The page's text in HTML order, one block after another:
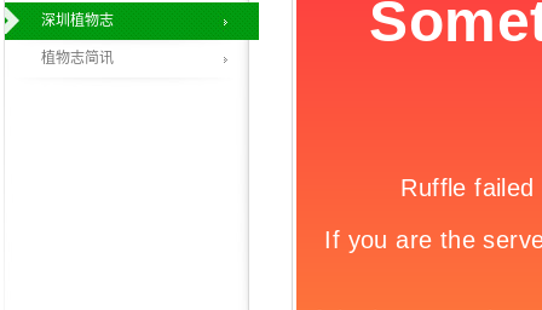
深圳植物志
植物志简讯